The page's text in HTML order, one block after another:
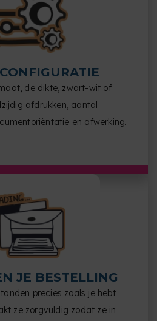
de dikte, zwart-wit of
afdrukken, aantal
en afwerking.
JE BESTELLING
precies zoals je hebt
ze zorgvuldig zodat ze in